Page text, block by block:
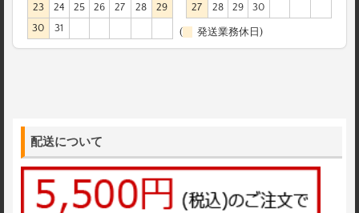
23
24 25 26 27 28
29
30
31
27
28 29 30
( 発送業務休日)
配送について